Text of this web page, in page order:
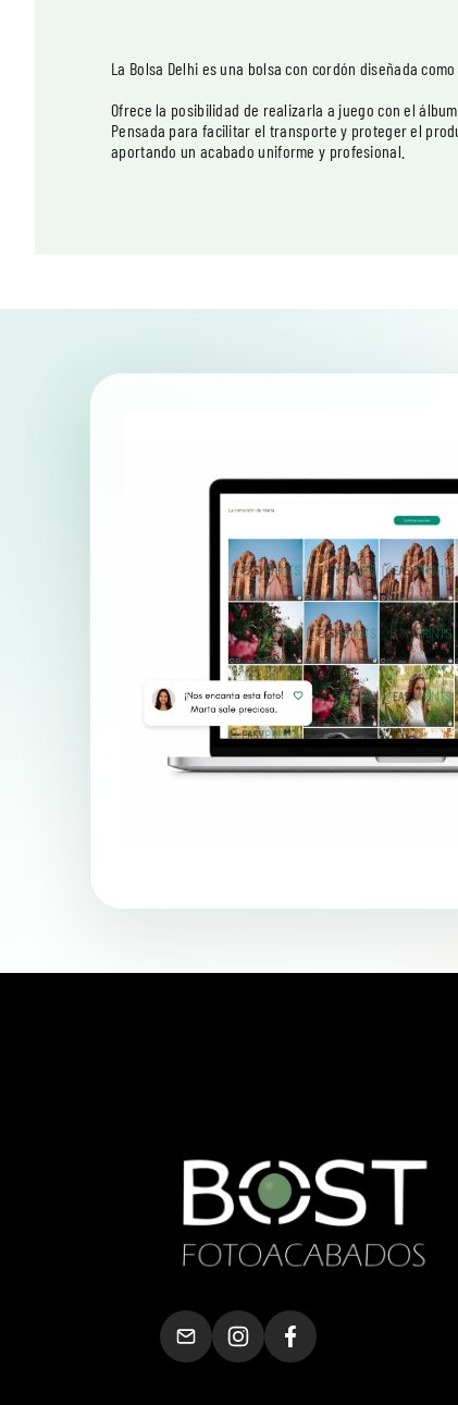
La Bolsa Delhi es una bolsa con cordón diseñada
Ofrece la posibilidad de realizarla a juego con el
Pensada para facilitar el transporte y proteger el
aportando un acabado uniforme y profesional.